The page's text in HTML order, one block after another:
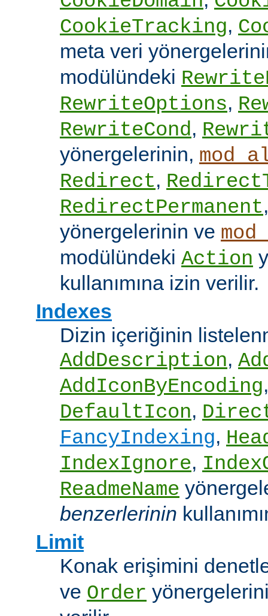
CookieTracking,
meta veri
modülündeki
RewriteOptions,
RewriteCond,
yönergelerinin,
Redirect,
RedirectPermanent
yönergelerinin ve
modülündeki Action
kullanımına izin verilir.
Indexes
Dizin içeriğinin
AddDescription,
AddIconByEncoding
DefaultIcon,
FancyIndexing,
IndexIgnore,
ReadmeName
benzerlerinin
Limit
Konak erişimini
ve Order